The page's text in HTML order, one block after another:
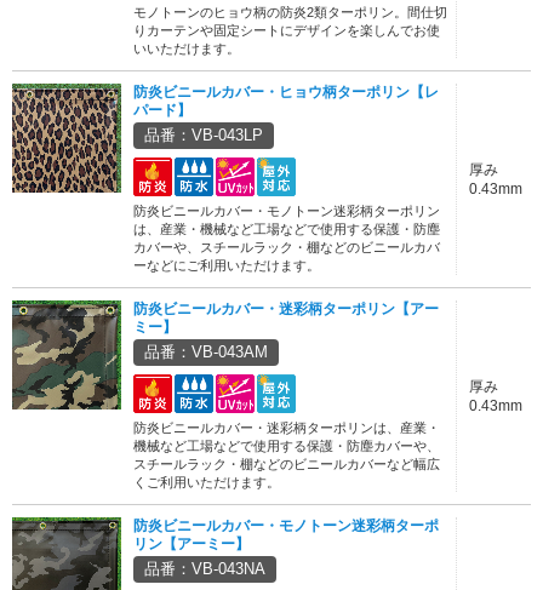
モノトーンのヒョウ柄の防炎2類ターポリン。間仕切
りカーテンや固定シートにデザインを楽しんでお使
いいただけます。
防炎ビニールカバー・ヒョウ柄ターポリン【レ
パード】
品番：VB-043LP
防炎ビニールカバー・モノトーン迷彩柄ターポリン
は、産業・機械など工場などで使用する保護・防塵
カバーや、スチールラック・棚などのビニールカバ
ーなどにご利用いただけます。
厚み
0.43mm
防炎ビニールカバー・迷彩柄ターポリン【アー
ミー】
品番：VB-043AM
防炎ビニールカバー・迷彩柄ターポリンは、産業・
機械など工場などで使用する保護・防塵カバーや、
スチールラック・棚などのビニールカバーなど幅広
くご利用いただけます。
厚み
0.43mm
防炎ビニールカバー・モノトーン迷彩柄ターポ
リン【アーミー】
品番：VB-043NA